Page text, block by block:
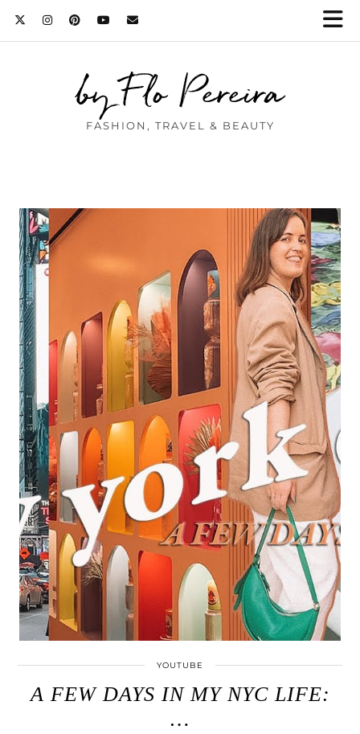
by Flo Pereira
FASHION, TRAVEL & BEAUTY
YOUTUBE
A FEW DAYS IN MY NYC LIFE:
…